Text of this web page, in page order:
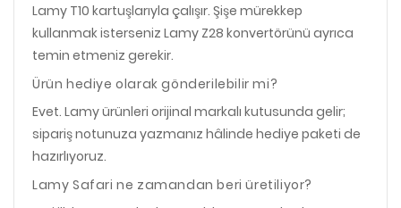
Lamy T10 kartuşlarıyla çalışır. Şişe mürekkep
kullanmak isterseniz Lamy Z28 konvertörünü ayrıca
temin etmeniz gerekir.
Ürün hediye olarak gönderilebilir mi?
Evet. Lamy ürünleri orijinal markalı kutusunda gelir;
sipariş notunuza yazmanız hâlinde hediye paketi de
hazırlıyoruz.
Lamy Safari ne zamandan beri üretiliyor?